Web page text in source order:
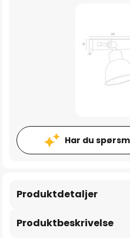
Har du
Produktbeskrivelse
Produktdetaljer